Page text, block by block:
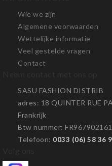
Wie we zijn
Algemene voorwaarden
Wettelijke informatie
Veel gestelde vragen
Contact
SASU FASHION DISTRIB
adres: 18 QUINTER RUE
Frankrijk
Btw nummer:
Telefoon: 0033 (06) 58 36